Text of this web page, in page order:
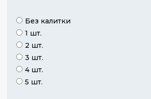
Без калитки
1 шт.
2 шт.
3 шт.
4 шт.
5 шт.